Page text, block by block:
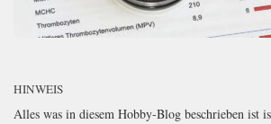
HINWEIS
Alles was in diesem Hobby-Blog beschrieben ist